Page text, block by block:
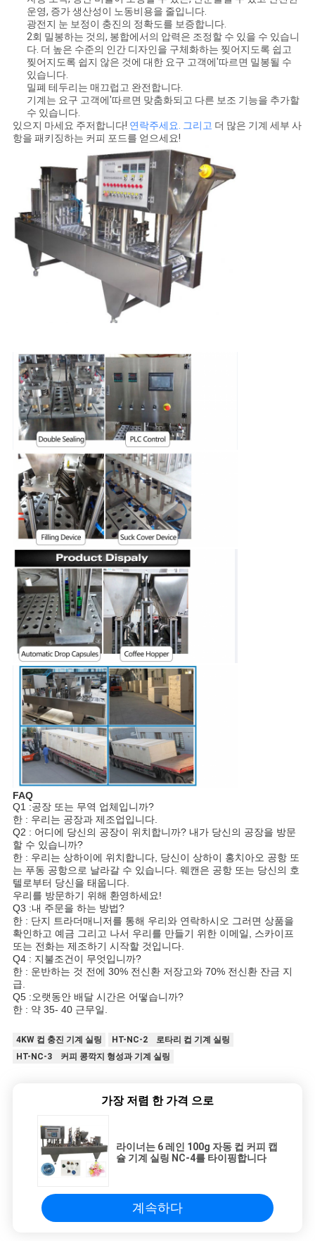
운영, 증가 생산성이 노동비용을 줄입니다.
광전지 눈 보정이 충진의 정확도를 보증합니다.
2회 밀봉하는 것의, 봉합에서의 압력은 조정할 수 있을 수 있습니
다. 더 높은 수준의 인간 디자인을 구체화하는 찢어지도록 쉽고
찢어지도록 쉽지 않은 것에 대한 요구 고객에'따르면 밀봉될 수
있습니다.
밀폐 테두리는 매끄럽고 완전합니다.
기계는 요구 고객에'따르면 맞춤화되고 다른 보조 기능을 추가할
수 있습니다.
있으지 마세요 주저합니다! 연락주세요. 그리고 더 많은 기계 세부 사
항을 패키징하는 커피 포드를 얻으세요!
FAQ
Q1 :공장 또는 무역 업체입니까?
한 : 우리는 공장과 제조업입니다.
Q2 : 어디에 당신의 공장이 위치합니까? 내가 당신의 공장을 방문
할 수 있습니까?
한 : 우리는 상하이에 위치합니다, 당신이 상하이 홍치아오 공항 또
는 푸동 공항으로 날라갈 수 있습니다. 웨캔은 공항 또는 당신의 호
텔로부터 당신을 태웁니다.
우리를 방문하기 위해 환영하세요!
Q3 :내 주문을 하는 방법?
한 : 단지 트라더매니저를 통해 우리와 연락하시오 그러면 상품을
확인하고 예금 그리고 나서 우리를 만들기 위한 이메일, 스카이프
또는 전화는 제조하기 시작할 것입니다.
Q4 : 지불조건이 무엇입니까?
한 : 운반하는 것 전에 30% 전신환 저장고와 70% 전신환 잔금 지
급.
Q5 :오랫동안 배달 시간은 어떻습니까?
한 : 약 35- 40 근무일.
4KW 컵 충진 기계 실링
HT-NC-2 로타리 컵 기계 실링
HT-NC-3 커피 콩깍지 형성과 기계 실링
가장 저렴 한 가격 으로
라이너는 6 레인 100g 자동 컵 커피 캡
슐 기계 실링 NC-4를 타이핑합니다
계속하다